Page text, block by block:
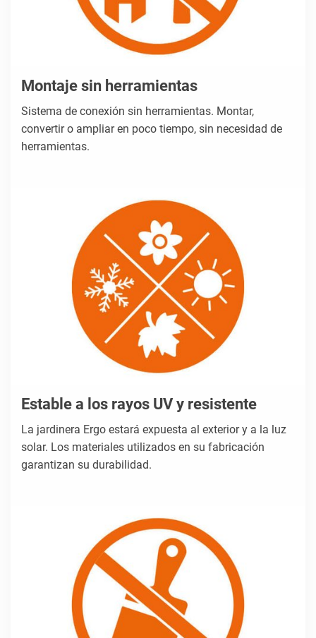
Montaje sin herramientas
Sistema de conexión sin herramientas. Montar,
convertir o ampliar en poco tiempo, sin necesidad de
herramientas.
Estable a los rayos UV y resistente
La jardinera Ergo estará expuesta al exterior y a la luz
solar. Los materiales utilizados en su fabricación
garantizan su durabilidad.